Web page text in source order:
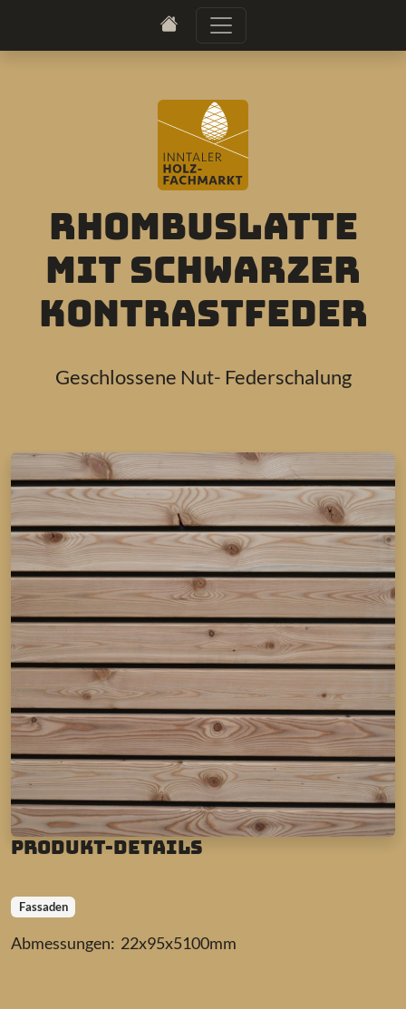
Rhombuslatte
mit schwarzer
Kontrastfeder
Geschlossene Nut- Federschalung
Produkt-Details
Fassaden
Abmessungen: 22x95x5100mm